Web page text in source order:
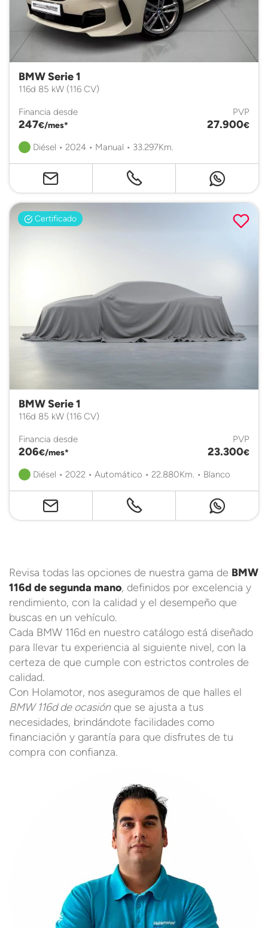
BMW Serie 1
116d 85 kW (116 CV)
Financia desde
247€/mes*
PVP
27.900€
Diésel • 2024 • Manual • 33.297Km.
Certificado
BMW Serie 1
116d 85 kW (116 CV)
Financia desde
206€/mes*
PVP
23.300€
Diésel • 2022 • Automático • 22.880Km. • Blanco
Revisa todas las opciones de nuestra gama de BMW
116d de segunda mano, definidos por excelencia y
rendimiento, con la calidad y el desempeño que
buscas en un vehículo.
Cada BMW 116d en nuestro catálogo está diseñado
para llevar tu experiencia al siguiente nivel, con la
certeza de que cumple con estrictos controles de
calidad.
Con Holamotor, nos aseguramos de que halles el
BMW 116d de ocasiónque se ajusta a tus
necesidades, brindándote facilidades como
financiación y garantía para que disfrutes de tu
compra con confianza.